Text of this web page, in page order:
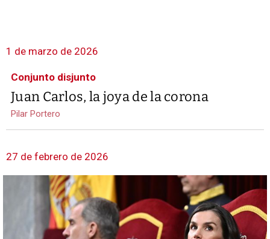
1 de marzo de 2026
Conjunto disjunto
Juan Carlos, la joya de la corona
Pilar Portero
27 de febrero de 2026